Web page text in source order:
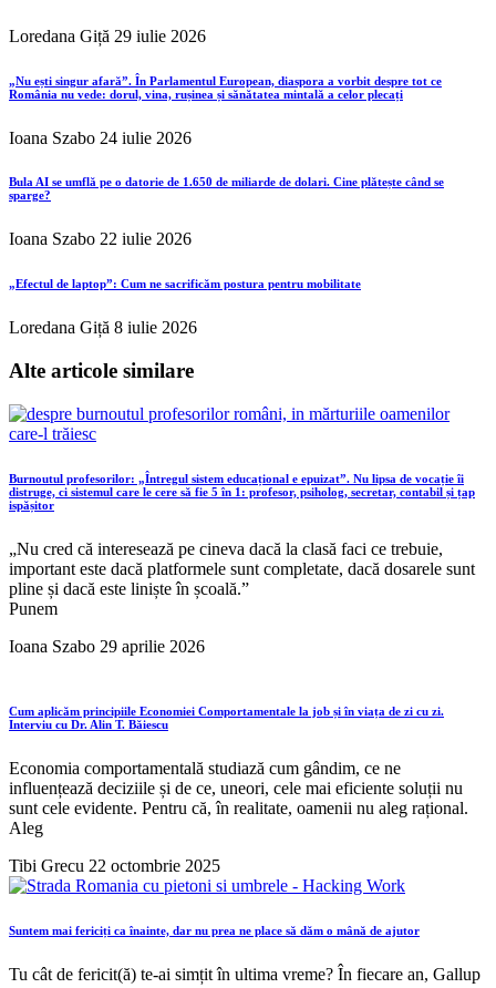
Loredana Giță 29 iulie 2026
„Nu ești singur afară”. În Parlamentul European, diaspora a vorbit despre tot ce
România nu vede: dorul, vina, rușinea și sănătatea mintală a celor plecați
Ioana Szabo 24 iulie 2026
Bula AI se umflă pe o datorie de 1.650 de miliarde de dolari. Cine plătește când se
sparge?
Ioana Szabo 22 iulie 2026
„Efectul de laptop”: Cum ne sacrificăm postura pentru mobilitate
Loredana Giță 8 iulie 2026
Alte articole similare
Burnoutul profesorilor: „Întregul sistem educațional e epuizat”. Nu lipsa de vocație îi
distruge, ci sistemul care le cere să fie 5 în 1: profesor, psiholog, secretar, contabil și țap
ispășitor
„Nu cred că interesează pe cineva dacă la clasă faci ce trebuie,
important este dacă platformele sunt completate, dacă dosarele sunt
pline și dacă este liniște în școală.”
Punem
Ioana Szabo 29 aprilie 2026
Cum aplicăm principiile Economiei Comportamentale la job și în viața de zi cu zi.
Interviu cu Dr. Alin T. Băiescu
Economia comportamentală studiază cum gândim, ce ne
influențează deciziile și de ce, uneori, cele mai eficiente soluții nu
sunt cele evidente. Pentru că, în realitate, oamenii nu aleg rațional.
Aleg
Tibi Grecu 22 octombrie 2025
Suntem mai fericiți ca înainte, dar nu prea ne place să dăm o mână de ajutor
Tu cât de fericit(ă) te-ai simțit în ultima vreme? În fiecare an, Gallup